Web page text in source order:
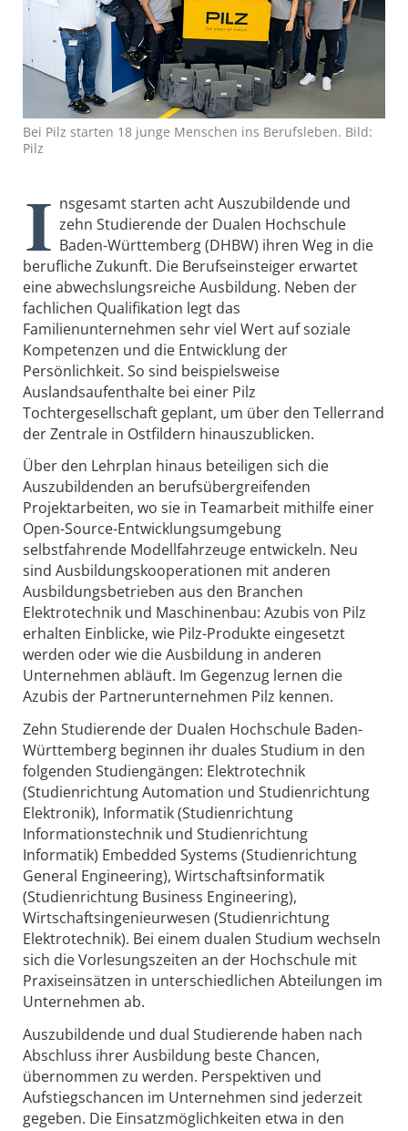
Bei Pilz starten 18 junge Menschen ins Berufsleben. Bild:
Pilz
I nsgesamt starten acht Auszubildende und
zehn Studierende der Dualen Hochschule
Baden-Württemberg (DHBW) ihren Weg in die
berufliche Zukunft. Die Berufseinsteiger erwartet
eine abwechslungsreiche Ausbildung. Neben der
fachlichen Qualifikation legt das
Familienunternehmen sehr viel Wert auf soziale
Kompetenzen und die Entwicklung der
Persönlichkeit. So sind beispielsweise
Auslandsaufenthalte bei einer Pilz
Tochtergesellschaft geplant, um über den Tellerrand
der Zentrale in Ostfildern hinauszublicken.
Über den Lehrplan hinaus beteiligen sich die
Auszubildenden an berufsübergreifenden
Projektarbeiten, wo sie in Teamarbeit mithilfe einer
Open-Source-Entwicklungsumgebung
selbstfahrende Modellfahrzeuge entwickeln. Neu
sind Ausbildungskooperationen mit anderen
Ausbildungsbetrieben aus den Branchen
Elektrotechnik und Maschinenbau: Azubis von Pilz
erhalten Einblicke, wie Pilz-Produkte eingesetzt
werden oder wie die Ausbildung in anderen
Unternehmen abläuft. Im Gegenzug lernen die
Azubis der Partnerunternehmen Pilz kennen.
Zehn Studierende der Dualen Hochschule Baden-
Württemberg beginnen ihr duales Studium in den
folgenden Studiengängen: Elektrotechnik
(Studienrichtung Automation und Studienrichtung
Elektronik), Informatik (Studienrichtung
Informationstechnik und Studienrichtung
Informatik) Embedded Systems (Studienrichtung
General Engineering), Wirtschaftsinformatik
(Studienrichtung Business Engineering),
Wirtschaftsingenieurwesen (Studienrichtung
Elektrotechnik). Bei einem dualen Studium wechseln
sich die Vorlesungszeiten an der Hochschule mit
Praxiseinsätzen in unterschiedlichen Abteilungen im
Unternehmen ab.
Auszubildende und dual Studierende haben nach
Abschluss ihrer Ausbildung beste Chancen,
übernommen zu werden. Perspektiven und
Aufstiegschancen im Unternehmen sind jederzeit
gegeben. Die Einsatzmöglichkeiten etwa in den